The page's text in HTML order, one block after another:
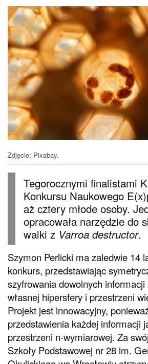
Zdjęcie: Pixabay.
Tegorocznymi finalistami
Konkursu Naukowego
aż cztery młode osoby.
opracowała narzędzie do
walki z Varroa destructor.
Szymon Perlicki ma zaledwie 14
konkurs, przedstawiając
szyfrowania dowolnych
własnej hipersfery i przestrzeni
Projekt jest innowacyjny,
przedstawienia każdej informacji
przestrzeni n-wymiarowej. Za
Szkoły Podstawowej nr 28 im.